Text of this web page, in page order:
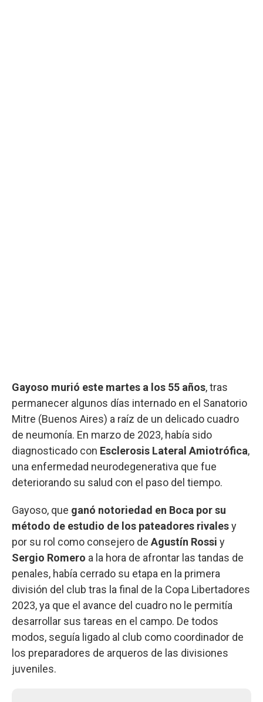
Gayoso murió este martes a los 55 años, tras
permanecer algunos días internado en el Sanatorio
Mitre (Buenos Aires) a raíz de un delicado cuadro
de neumonía. En marzo de 2023, había sido
diagnosticado con Esclerosis Lateral Amiotrófica,
una enfermedad neurodegenerativa que fue
deteriorando su salud con el paso del tiempo.
Gayoso, que ganó notoriedad en Boca por su
método de estudio de los pateadores rivalesy
por su rol como consejero de Agustín Rossi y
Sergio Romero a la hora de afrontar las tandas de
penales, había cerrado su etapa en la primera
división del club tras la final de la Copa Libertadores
2023, ya que el avance del cuadro no le permitía
desarrollar sus tareas en el campo. De todos
modos, seguía ligado al club como coordinador de
los preparadores de arqueros de las divisiones
juveniles.